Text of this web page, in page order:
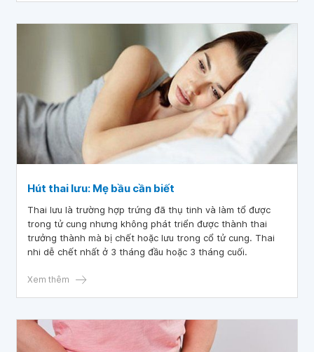
Hút thai lưu: Mẹ bầu cần biết
Thai lưu là trường hợp trứng đã thụ tinh và làm tổ được
trong tử cung nhưng không phát triển được thành thai
trưởng thành mà bị chết hoặc lưu trong cổ tử cung. Thai
nhi dễ chết nhất ở 3 tháng đầu hoặc 3 tháng cuối.
Xem thêm